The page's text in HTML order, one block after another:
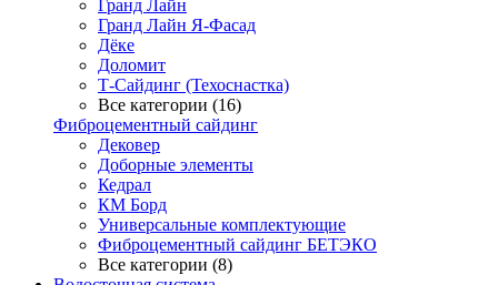
Гранд Лайн
Гранд Лайн Я-Фасад
Дёке
Доломит
Т-Сайдинг (Техоснастка)
Все категории (16)
Фиброцементный сайдинг
Дековер
Доборные элементы
Кедрал
КМ Борд
Универсальные комплектующие
Фиброцементный сайдинг БЕТЭКО
Все категории (8)